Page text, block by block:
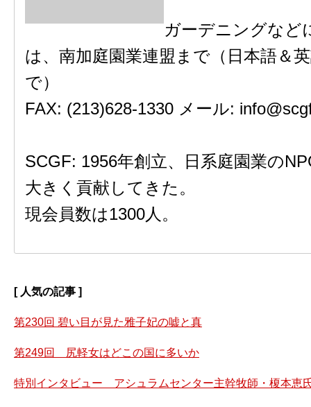
ガーデニングなど
は、南加庭園業連盟まで（日本語＆
で）
FAX: (213)628-1330 メール:
SCGF: 1956年創立、日系庭園業の
大きく貢献してきた。
現会員数は1300人。
[ 人気の記事 ]
第230回 碧い目が見た雅子妃の嘘と真
第249回 尻軽女はどこの国に多いか
特別インタビュー アシュラムセンター主幹牧師・榎本恵